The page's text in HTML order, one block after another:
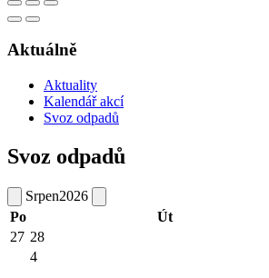
Aktuálně
Aktuality
Kalendář akcí
Svoz odpadů
Svoz odpadů
Srpen2026
Po
Út
27 28
4